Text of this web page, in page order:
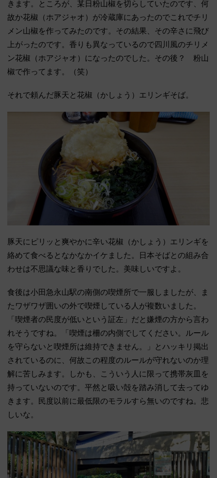
きます。ところが、某日粉山椒を切らしていたのです、何
故か花椒（ホアジャオ）が冷蔵庫にあったのでこれでチリ
メン山椒を作ってみたのです。その結果、その辛さに飛び
上がったのです。香りも異なっているので四川風のチリメ
ン花椒（ホアジャオ）になったのでした。その後？ 粉山
椒で作ってます。（笑）
それで頼んだ豚天と花椒（かしょう）エリンギそば。
豚天にピリッと爽やかに辛い花椒（かしょう）エリンギを
絡めて食べるとなかなかイケました。日本そばとの組み合
わせは不思議な味と香りでした。美味しいですよ。
食後は小田急永山駅の南側の喫煙所で一服しましたが、ま
たワザワザ囲いの外で喫煙している人が複数いました。
「喫煙者の民度が低いという証左」だと嫌煙の方から言わ
れそうですね。「喫煙は柵の内側でしてください。ルール
を守らないと喫煙所は維持できません。」とハッキリ掲出
されているのに、何故この程度のルールが守れないのか理
解に苦しみます。しかも、こういう人に限って携帯灰皿を
持っていないのです。平然と吸い殻を踏み消して去ってゆ
きます。民度以前に最低限のモラルすら無いのですね。悲
しいな。